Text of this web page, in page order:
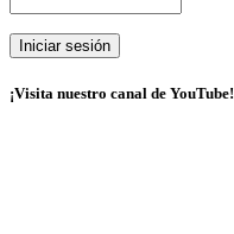
¡Visita nuestro canal de YouTube!